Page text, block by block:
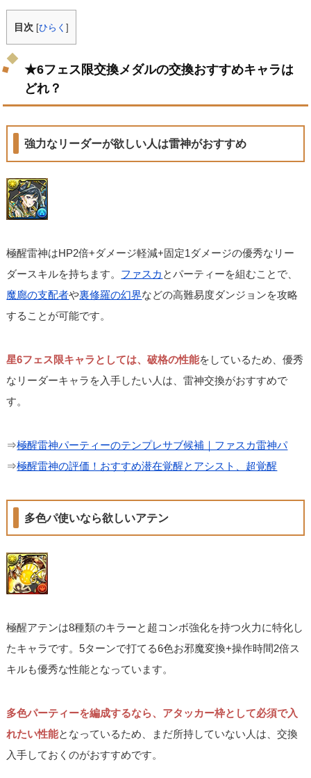
目次 [ひらく]
★6フェス限交換メダルの交換おすすめキャラは
どれ？
強力なリーダーが欲しい人は雷神がおすすめ
極醒雷神はHP2倍+ダメージ軽減+固定1ダメージの優秀なリー
ダースキルを持ちます。 ファスカ とパーティーを組むことで、
魔廊の支配者や裏修羅の幻界などの高難易度ダンジョンを攻略
することが可能です。
星6フェス限キャラとしては、破格の性能をしているため、優秀
なリーダーキャラを入手したい人は、雷神交換がおすすめで
す。
⇒極醒雷神パーティーのテンプレサブ候補｜ファスカ雷神パ
⇒極醒雷神の評価！おすすめ潜在覚醒とアシスト、超覚醒
多色パ使いなら欲しいアテン
極醒アテンは8種類のキラーと超コンボ強化を持つ火力に特化し
たキャラです。5ターンで打てる6色お邪魔変換+操作時間2倍ス
キルも優秀な性能となっています。
多色パーティーを編成するなら、アタッカー枠として必須で入
れたい性能となっているため、まだ所持していない人は、交換
入手しておくのがおすすめです。